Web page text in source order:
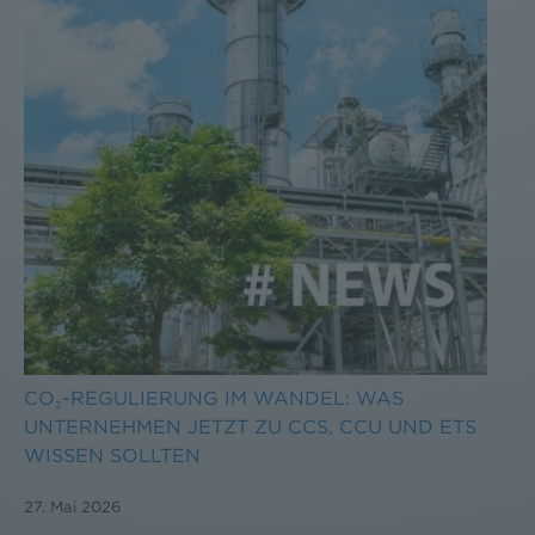
CO₂-REGULIERUNG IM WANDEL: WAS
UNTERNEHMEN JETZT ZU CCS, CCU UND ETS
WISSEN SOLLTEN
27. Mai 2026